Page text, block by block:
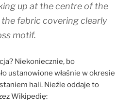
up at the centre of the
fabric covering clearly
motif.
Niekoniecznie, bo
ustanowione właśnie w okresie
hali. Nieźle oddaje to
Wikipedię: